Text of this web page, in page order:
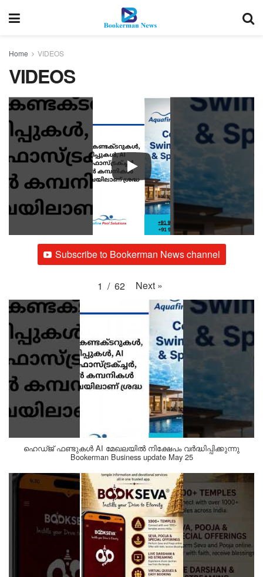
Home VIDEOS
VIDEOS
Subscribe to Bookerman News channel
1 / 62 Next »
ഹെഡ്ജ് ഫണ്ടുകൾ AI മേഖലയിൽ നിക്ഷേപം വർദ്ധിപ്പിക്കുന്നു
Bookerman Business update May 25